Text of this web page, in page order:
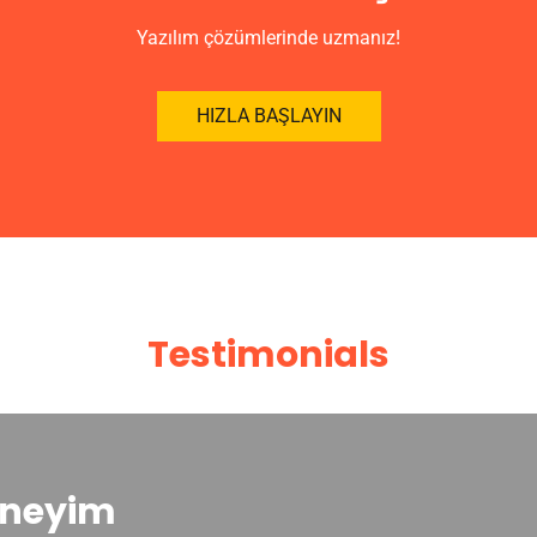
Yazılım çözümlerinde uzmanız!
HIZLA BAŞLAYIN
Testimonials